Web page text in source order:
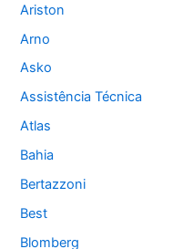
Ariston
Arno
Asko
Assistência Técnica
Atlas
Bahia
Bertazzoni
Best
Blomberg